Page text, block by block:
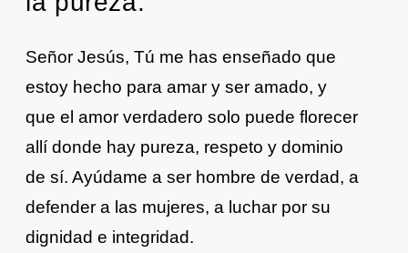
Señor Jesús, Tú me has enseñado que
estoy hecho para amar y ser amado, y
que el amor verdadero solo puede florecer
allí donde hay pureza, respeto y dominio
de sí. Ayúdame a ser hombre de verdad, a
defender a las mujeres, a luchar por su
dignidad e integridad.